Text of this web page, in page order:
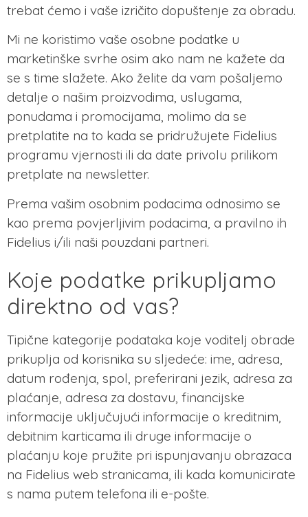
trebat ćemo i vaše izričito dopuštenje za obradu.
Mi ne koristimo vaše osobne podatke u
marketinške svrhe osim ako nam ne kažete da
se s time slažete. Ako želite da vam pošaljemo
detalje o našim proizvodima, uslugama,
ponudama i promocijama, molimo da se
pretplatite na to kada se pridružujete Fidelius
programu vjernosti ili da date privolu prilikom
pretplate na newsletter.
Prema vašim osobnim podacima odnosimo se
kao prema povjerljivim podacima, a pravilno ih
Fidelius i/ili naši pouzdani partneri.
Koje podatke prikupljamo
direktno od vas?
Tipične kategorije podataka koje voditelj obrade
prikuplja od korisnika su sljedeće: ime, adresa,
datum rođenja, spol, preferirani jezik, adresa za
plaćanje, adresa za dostavu, financijske
informacije uključujući informacije o kreditnim,
debitnim karticama ili druge informacije o
plaćanju koje pružite pri ispunjavanju obrazaca
na Fidelius web stranicama, ili kada komunicirate
s nama putem telefona ili e-pošte.